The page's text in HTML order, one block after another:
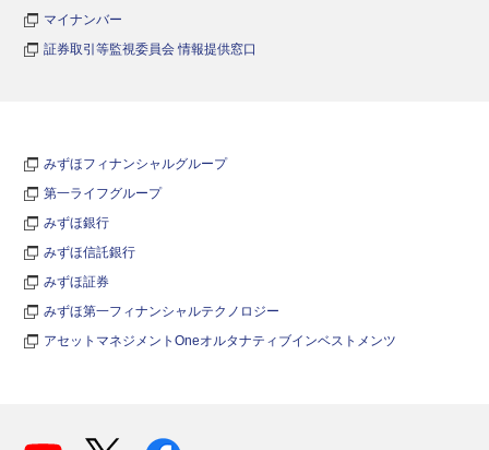
マイナンバー
証券取引等監視委員会 情報提供窓口
みずほフィナンシャルグループ
第一ライフグループ
みずほ銀行
みずほ信託銀行
みずほ証券
みずほ第一フィナンシャルテクノロジー
アセットマネジメントOneオルタナティブインベストメンツ